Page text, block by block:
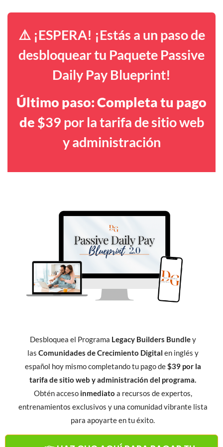
⚠️ ¡ESPERA! ¡Estás a un paso de
desbloquear tu Paquete Passive
Daily Pay Blueprint!
Último paso: Completa tu pago
de $39 por la tarifa de sitio web
y administración
Desbloquea el Programa Legacy Builders Bundley
las Comunidades de Crecimiento Digital en inglés y
español hoy mismo completando tu pago de$39 por la
tarifa de sitio web y administración del programa.
Obtén acceso inmediato a recursos de expertos,
entrenamientos exclusivos y una comunidad vibrante lista
para apoyarte en tu éxito.